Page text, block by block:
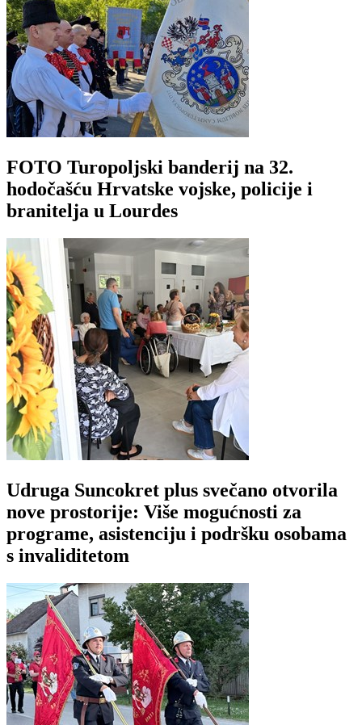
FOTO Turopoljski banderij na 32.
hodočašću Hrvatske vojske, policije i
branitelja u Lourdes
Udruga Suncokret plus svečano otvorila
nove prostorije: Više mogućnosti za
programe, asistenciju i podršku osobama
s invaliditetom